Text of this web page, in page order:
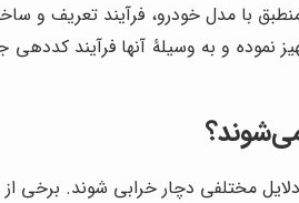
با مدل خودرو، فرآیند تعریف
نموده و به وسیلۀ آنها فرآیند
مختلفی دچار خرابی شوند. برخی از